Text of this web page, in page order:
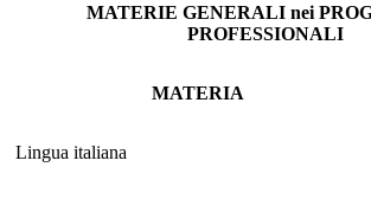
MATERIE GENERALI nei
PROFESSIONALI
MATERIA
Lingua italiana